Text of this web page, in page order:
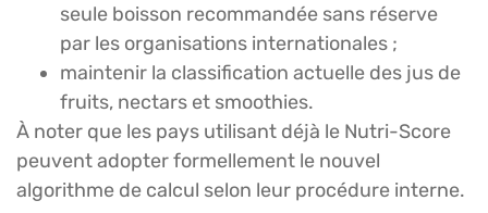
seule boisson recommandée sans réserve
par les organisations internationales ;
maintenir la classification actuelle des jus de
fruits, nectars et smoothies.
À noter que les pays utilisant déjà le Nutri-Score
peuvent adopter formellement le nouvel
algorithme de calcul selon leur procédure interne.